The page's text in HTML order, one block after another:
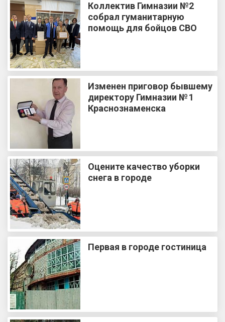
Коллектив Гимназии №2
собрал гуманитарную
помощь для бойцов СВО
Изменен приговор бывшему
директору Гимназии № 1
Краснознаменска
Оцените качество уборки
снега в городе
Первая в городе гостиница